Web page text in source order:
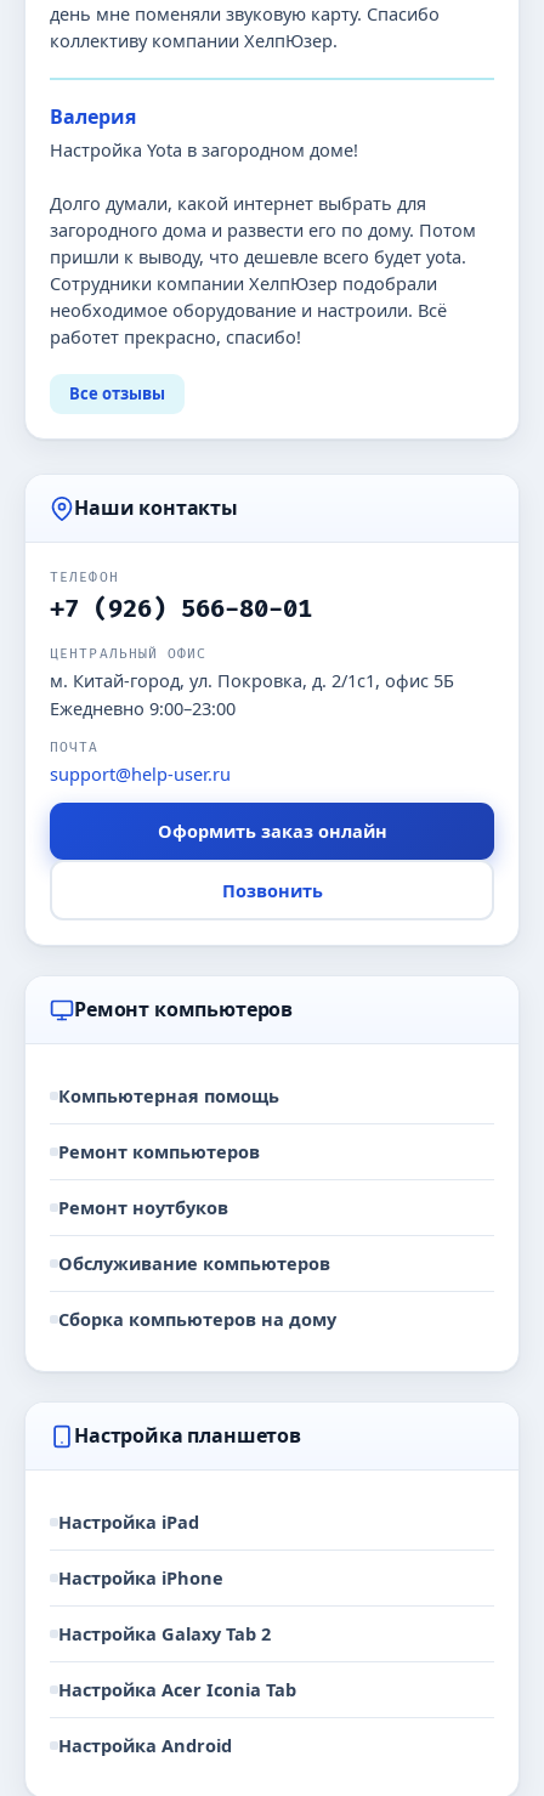
день мне поменяли звуковую карту. Спасибо
коллективу компании ХелпЮзер.
Валерия
Настройка Yota в загородном доме!
Долго думали, какой интернет выбрать для
загородного дома и развести его по дому. Потом
пришли к выводу, что дешевле всего будет yota.
Сотрудники компании ХелпЮзер подобрали
необходимое оборудование и настроили. Всё
работет прекрасно, спасибо!
Все отзывы
Наши контакты
ТЕЛЕФОН
+7 (926) 566-80-01
ЦЕНТРАЛЬНЫЙ ОФИС
м. Китай-город, ул. Покровка, д. 2/1с1, офис 5Б
Ежедневно 9:00–23:00
ПОЧТА
support@help-user.ru
Оформить заказ онлайн
Позвонить
Ремонт компьютеров
Компьютерная помощь
Ремонт компьютеров
Ремонт ноутбуков
Обслуживание компьютеров
Сборка компьютеров на дому
Настройка планшетов
Настройка iPad
Настройка iPhone
Настройка Galaxy Tab 2
Настройка Acer Iconia Tab
Настройка Android